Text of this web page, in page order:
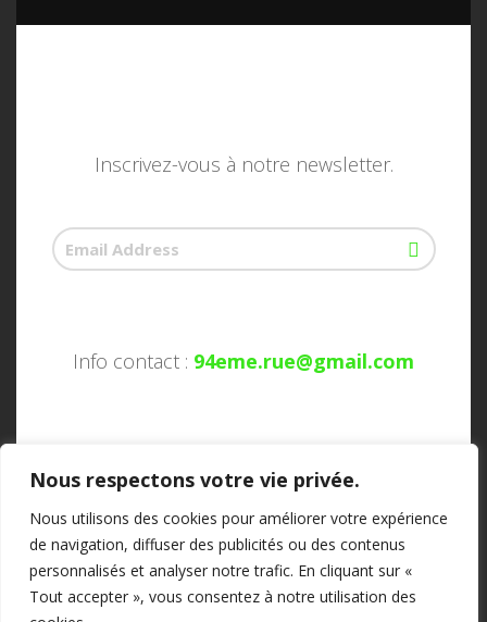
Nous respectons votre vie privée.
Nous utilisons des cookies pour améliorer votre expérience
de navigation, diffuser des publicités ou des contenus
personnalisés et analyser notre trafic. En cliquant sur «
Tout accepter », vous consentez à notre utilisation des
Inscrivez-vous à notre newsletter.
Info contact : 94eme.rue@gmail.com